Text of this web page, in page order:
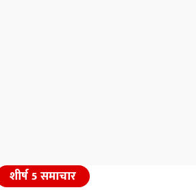
शीर्ष 5 समाचार